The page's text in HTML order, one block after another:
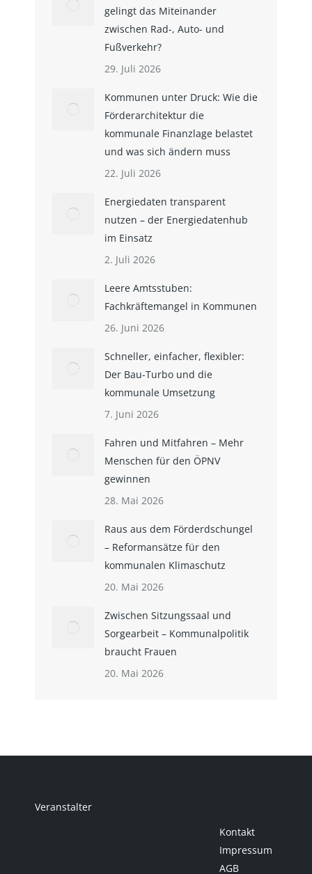
gelingt das Miteinander
zwischen Rad-, Auto- und
Fußverkehr?
29. Juli 2026
Kommunen unter Druck: Wie die
Förderarchitektur die
kommunale Finanzlage belastet
und was sich ändern muss
22. Juli 2026
Energiedaten transparent
nutzen – der Energiedatenhub
im Einsatz
2. Juli 2026
Leere Amtsstuben:
Fachkräftemangel in Kommunen
26. Juni 2026
Schneller, einfacher, flexibler:
Der Bau-Turbo und die
kommunale Umsetzung
7. Juni 2026
Fahren und Mitfahren – Mehr
Menschen für den ÖPNV
gewinnen
28. Mai 2026
Raus aus dem Förderdschungel
– Reformansätze für den
kommunalen Klimaschutz
20. Mai 2026
Zwischen Sitzungssaal und
Sorgearbeit – Kommunalpolitik
braucht Frauen
20. Mai 2026
Veranstalter
Kontakt
Impressum
AGB